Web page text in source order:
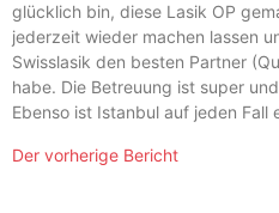
glücklich bin, diese Lasik OP
jederzeit wieder machen lassen
Swisslasik den besten Partner
habe. Die Betreuung ist super
Ebenso ist Istanbul auf jeden Fall
Der vorherige Bericht